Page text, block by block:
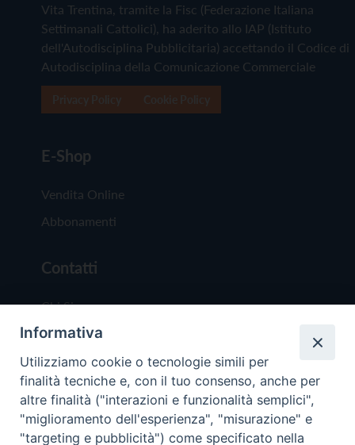
Vita Trentina, tramite la Fisc (Federazione Italiana
Settimanali Cattolici), ha aderito allo IAP (Istituto
dell'Autodisciplina Pubblicitaria) accettando il Codice di
Autodisciplina della Comunicazione Commerciale
E-Shop
Vendita Online
Abbonamenti
Contatti
Chi Siamo
Redazione
Scrivici
Informativa
Utilizziamo cookie o tecnologie simili per
finalità tecniche e, con il tuo consenso, anche per
altre finalità ("interazioni e funzionalità semplici",
"miglioramento dell'esperienza", "misurazione" e
"targeting e pubblicità") come specificato nella